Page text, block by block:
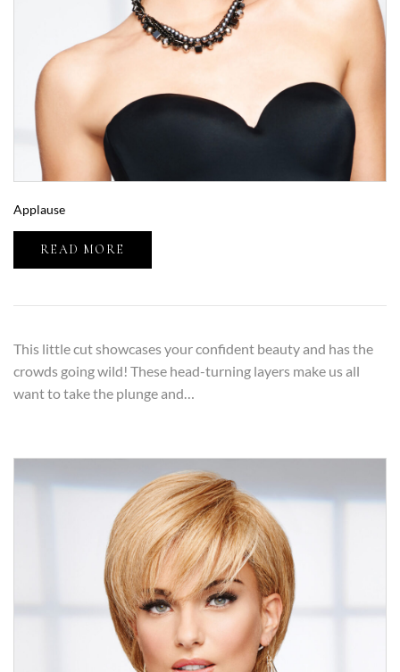
Applause
READ MORE
This little cut showcases your confident beauty and has the
crowds going wild! These head-turning layers make us all
want to take the plunge and…